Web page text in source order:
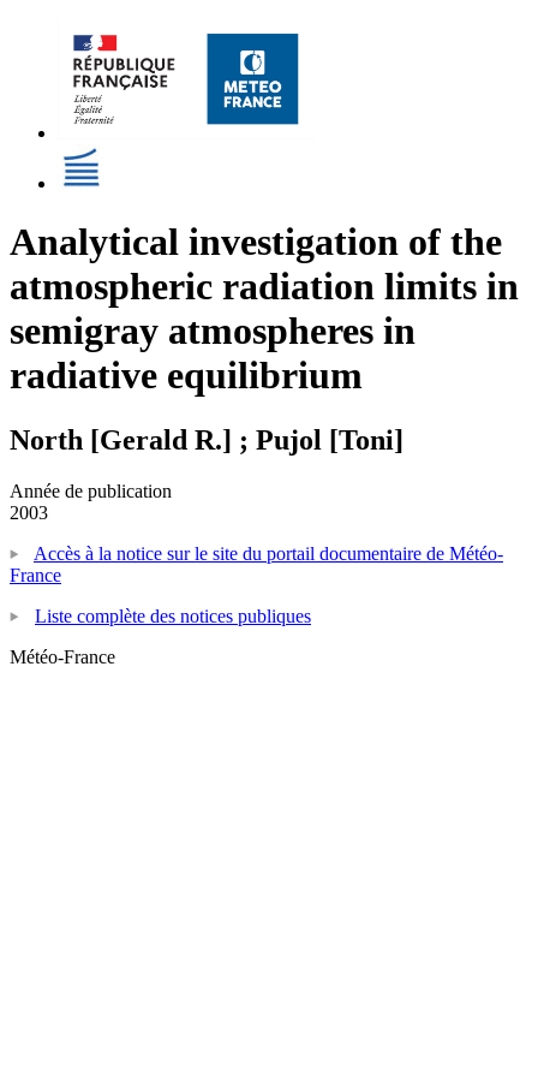
Analytical investigation of the
atmospheric radiation limits in
semigray atmospheres in
radiative equilibrium
North [Gerald R.] ; Pujol [Toni]
Année de publication
2003
Accès à la notice sur le site du portail documentaire de Météo-
France
Liste complète des notices publiques
Météo-France